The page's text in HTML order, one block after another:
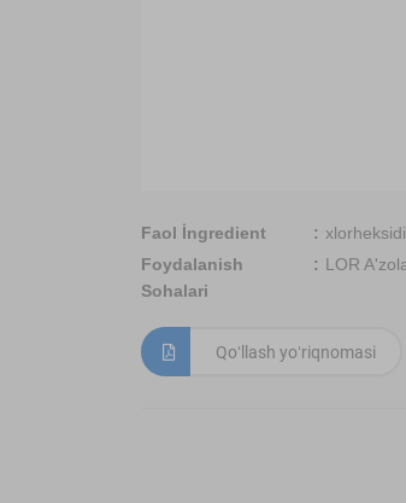
Faol İngredient
Foydalanish
Sohalari
LOR
Qoʻllash yoʻriqnomasi